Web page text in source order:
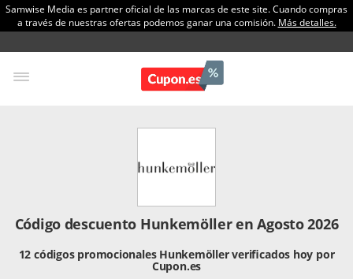
Samwise Media es partner oficial de las marcas de este site. Cuando compras
a través de nuestras ofertas podemos ganar una comisión. Más detalles.
Código descuento Hunkemöller en Agosto 2026
12 códigos promocionales Hunkemöller verificados hoy por
Cupon.es